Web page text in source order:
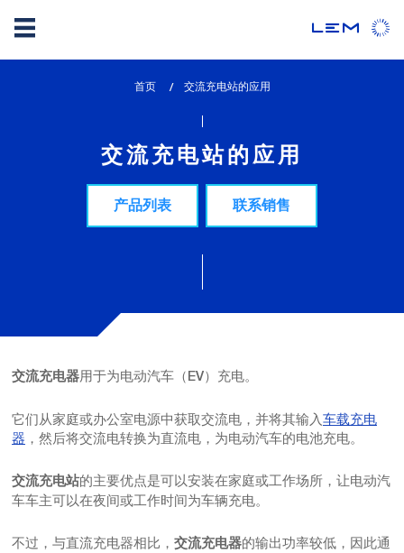
首页
lem_current_page
交流充电站的应用
交流充电站的应用
产品列表 联系销售
交流充电器用于为电动汽车（EV）充电。
它们从家庭或办公室电源中获取交流电，并将其输入车载充电
器 ，然后将交流电转换为直流电，为电动汽车的电池充电。
交流充电站的主要优点是可以安装在家庭或工作场所，让电动汽
车车主可以在夜间或工作时间为车辆充电。
不过，与直流充电器相比， 交流充电器的输出功率较低，因此通